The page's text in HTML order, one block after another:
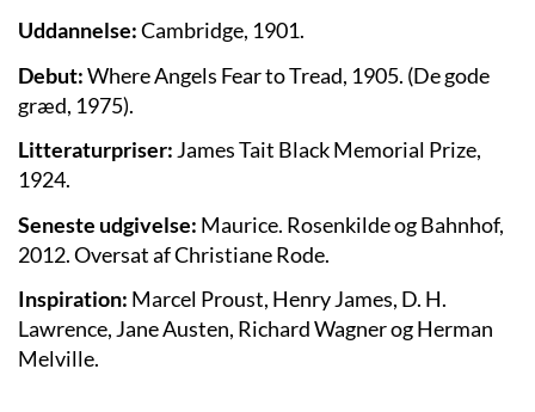
Uddannelse:Cambridge, 1901.
Debut:Where Angels Fear to Tread, 1905. (De gode
græd, 1975).
Litteraturpriser:James Tait Black Memorial Prize,
1924.
Seneste udgivelse: Maurice. Rosenkilde og Bahnhof,
2012. Oversat af Christiane Rode.
Inspiration: Marcel Proust, Henry James, D. H.
Lawrence, Jane Austen, Richard Wagner og Herman
Melville.